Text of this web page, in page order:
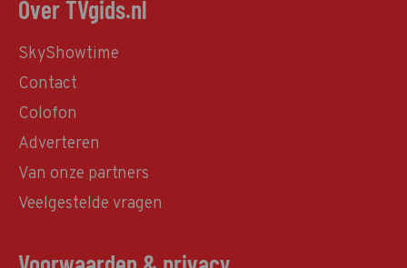
Over TVgids.nl
SkyShowtime
Contact
Colofon
Adverteren
Van onze partners
Veelgestelde vragen